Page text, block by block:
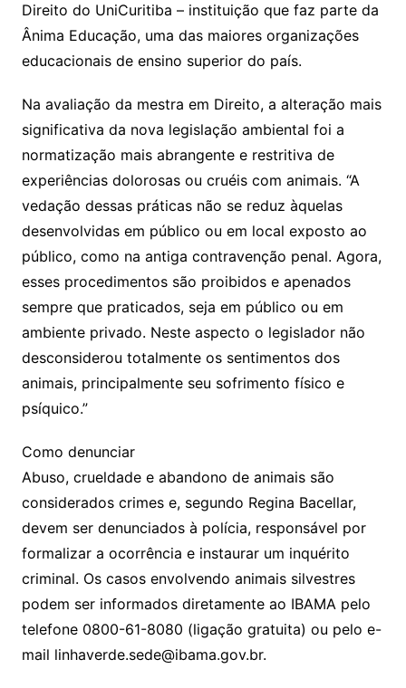
Direito do UniCuritiba – instituição que faz parte da
Ânima Educação, uma das maiores organizações
educacionais de ensino superior do país.
Na avaliação da mestra em Direito, a alteração mais
significativa da nova legislação ambiental foi a
normatização mais abrangente e restritiva de
experiências dolorosas ou cruéis com animais. “A
vedação dessas práticas não se reduz àquelas
desenvolvidas em público ou em local exposto ao
público, como na antiga contravenção penal. Agora,
esses procedimentos são proibidos e apenados
sempre que praticados, seja em público ou em
ambiente privado. Neste aspecto o legislador não
desconsiderou totalmente os sentimentos dos
animais, principalmente seu sofrimento físico e
psíquico.”
Como denunciar
Abuso, crueldade e abandono de animais são
considerados crimes e, segundo Regina Bacellar,
devem ser denunciados à polícia, responsável por
formalizar a ocorrência e instaurar um inquérito
criminal. Os casos envolvendo animais silvestres
podem ser informados diretamente ao IBAMA pelo
telefone 0800-61-8080 (ligação gratuita) ou pelo e-
mail linhaverde.sede@ibama.gov.br.